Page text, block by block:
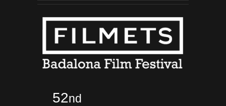
52nd